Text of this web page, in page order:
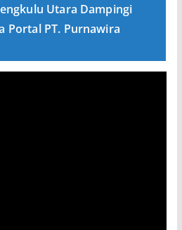
Utara Dampingi
Portal PT. Purnawira